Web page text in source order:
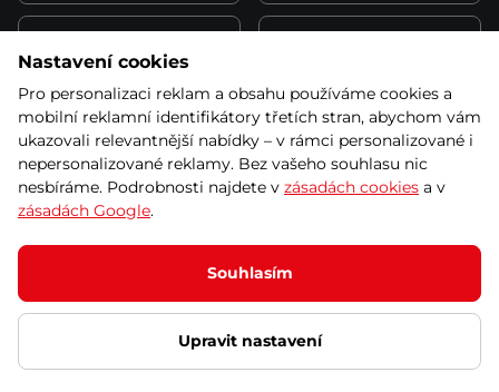
Půjčovna
obchodní podmínky
Kariéra
© 2026 SEVEN SPORT s.r.o Všechna práva vyhrazena
Podle zákona o evidenci tržeb je prodávající povinen vystavit
kupujícímu účtenku.
Zároveň je povinen zaevidovat přijatou tržbu u správce daně online; v
případě technického výpadku pak nejpozději do 48 hodin.
Ochrana osobních údajů Nastavení cookies Vnitřní oznamovací
systém Prohlášení přístupnosti
Nastavení cookies
Pro personalizaci reklam a obsahu používáme cookies a
mobilní reklamní identifikátory třetích stran, abychom vám
ukazovali relevantnější nabídky – v rámci personalizované i
nepersonalizované reklamy. Bez vašeho souhlasu nic
nesbíráme. Podrobnosti najdete v zásadách cookies a v
zásadách Google.
Souhlasím
Upravit nastavení